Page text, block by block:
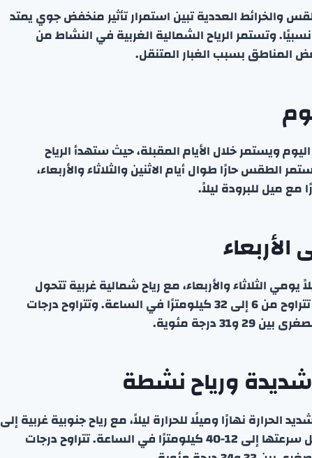
والخرائط العددية تبين استمرار تأثير منخفض جوي يمتد
وتستمر الرياح الشمالية الغربية في النشاط من
المناطق بسبب الغبار المتنقل.
ويستمر خلال الأيام المقبلة، حيث ستهدأ الرياح
الطقس حارًا طوال أيام الاثنين والثلاثاء والأربعاء،
ميل للبرودة ليلاً.
الثلاثاء والأربعاء، مع رياح شمالية غربية تتحول
تدريجيًا إلى جنوبية شرقية خفيفة إلى معتدلة السرعة، تتراوح من 6 إلى 32 كيلومترًا في الساعة. وتتراوح درجات
ورياح نشطة
نهارًا وميلًا للحرارة ليلاً، مع رياح جنوبية غربية إلى
جنوبية شرقية خفيفة إلى معتدلة، قد تنشط أحيانًا لتصل سرعتها إلى 12-40 كيلومترًا في الساعة. تتراوح درجات